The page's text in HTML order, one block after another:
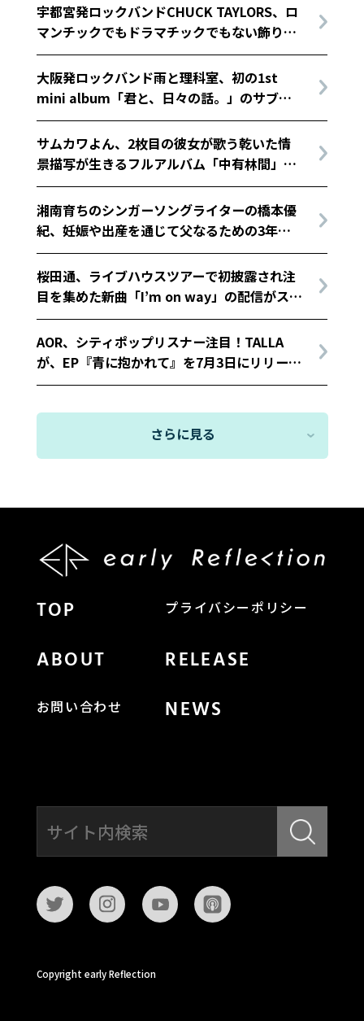
宇都宮発ロックバンドCHUCK TAYLORS、ロ
マンチックでもドラマチックでもない飾り気
のないラブソング「Show me honey」リリ
ース！
大阪発ロックバンド雨と理科室、初の1st
mini album「君と、日々の話。」のサブス
ク配信が開始！
サムカワよん、2枚目の彼女が歌う乾いた情
景描写が生きるフルアルバム「中有林間」リ
リース！
湘南育ちのシンガーソングライターの橋本優
紀、妊娠や出産を通じて父なるための3年ぶ
りの新曲「おなか」リリース
桜田通、ライブハウスツアーで初披露され注
目を集めた新曲「I’m on way」の配信がスタ
ート！
AOR、シティポップリスナー注目！TALLA
が、EP『青に抱かれて』を7月3日にリリー
ス！EPから先行配信曲「イニシエイション・
さらに見る
TOP プライバシーポリシー
ABOUT RELEASE
お問い合わせ NEWS
Copyright early Reflection